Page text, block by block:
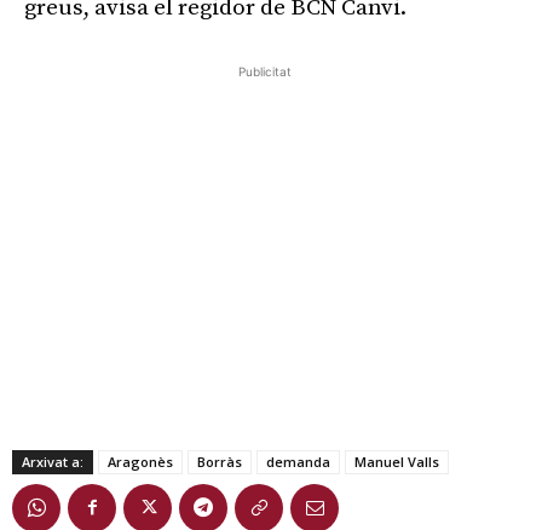
greus, avisa el regidor de BCN Canvi.
Publicitat
Arxivat a: Aragonès Borràs demanda Manuel Valls